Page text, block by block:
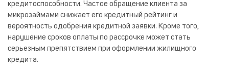
кредитоспособности. Частое обращение клиента за
микрозаймами снижает его кредитный рейтинг и
вероятность одобрения кредитной заявки. Кроме того,
нарушение сроков оплаты по рассрочке может стать
серьезным препятствием при оформлении жилищного
кредита.